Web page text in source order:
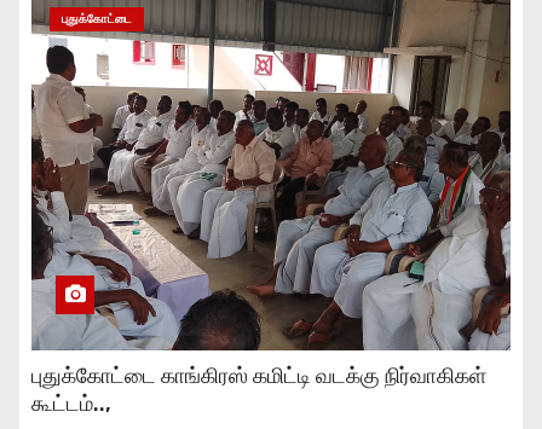
புதுக்கோட்டை
புதுக்கோட்டை காங்கிரஸ் கமிட்டி வடக்கு நிர்வாகிகள்
கூட்டம்..,